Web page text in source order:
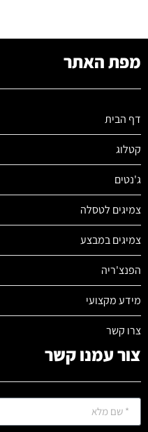
מפת האתר
דף הבית
קטלוג
ג'נטים
צמיגים לטסלה
צמיגים במבצע
הפנצ'ריה
מידע מקצועי
צרו קשר
צור עמנו קשר